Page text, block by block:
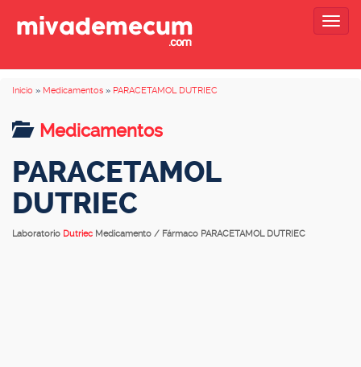
Inicio » Medicamentos » PARACETAMOL DUTRIEC
Medicamentos
PARACETAMOL
DUTRIEC
Laboratorio Dutriec Medicamento / Fármaco PARACETAMOL DUTRIEC